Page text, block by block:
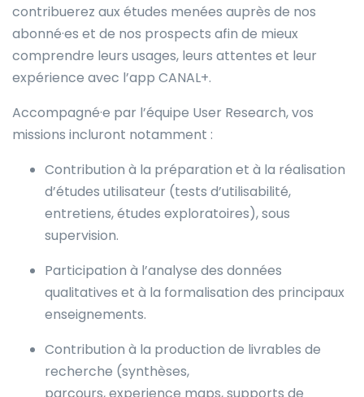
contribuerez aux études menées auprès de nos
abonné·es et de nos prospects afin de mieux
comprendre leurs usages, leurs attentes et leur
expérience avec l’app CANAL+.
Accompagné·e par l’équipe User Research, vos
missions incluront notamment :
Contribution à la préparation et à la réalisation
d’études utilisateur (tests d’utilisabilité,
entretiens, études exploratoires), sous
supervision.
Participation à l’analyse des données
qualitatives et à la formalisation des principaux
enseignements.
Contribution à la production de livrables de
recherche (synthèses,
parcours, experience maps, supports de